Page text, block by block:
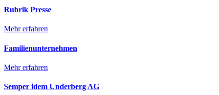
Rubrik Presse
Mehr erfahren
Familienunternehmen
Mehr erfahren
Semper idem Underberg AG